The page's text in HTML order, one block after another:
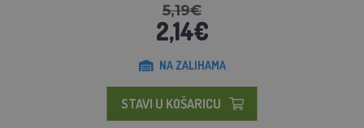
5,19€
2,14€
NA ZALIHAMA
STAVI U KOŠARICU